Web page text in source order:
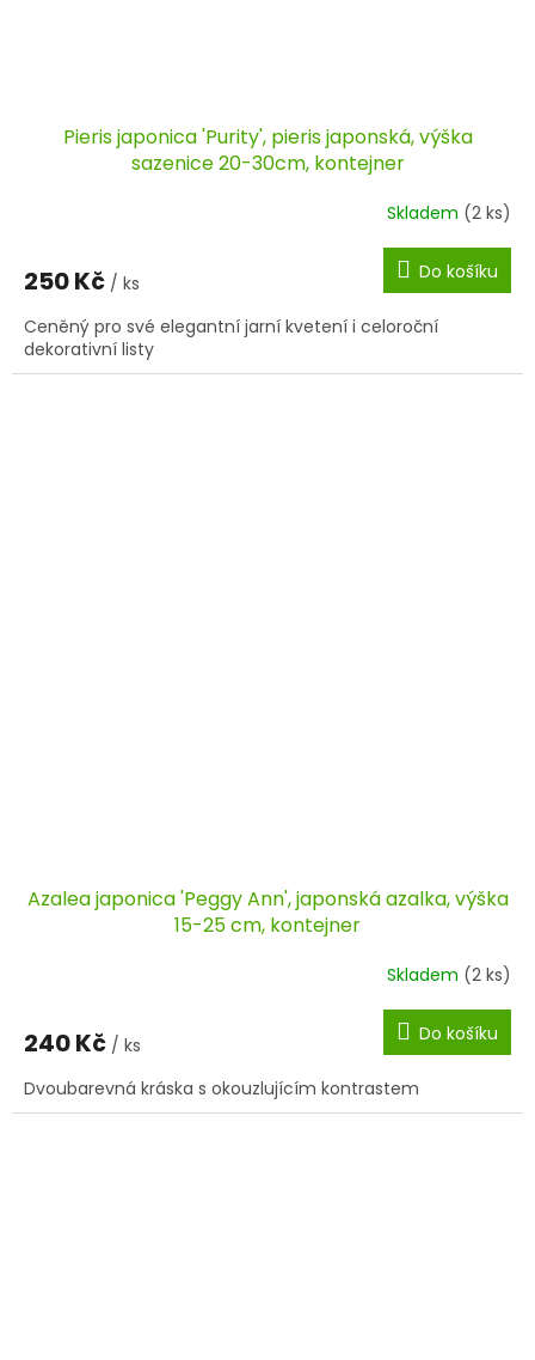
Pieris japonica 'Purity', pieris japonská, výška
sazenice 20-30cm, kontejner
Skladem (2 ks)
250 Kč / ks Do košíku
Ceněný pro své elegantní jarní kvetení i celoroční
dekorativní listy
Azalea japonica 'Peggy Ann', japonská azalka, výška
15-25 cm, kontejner
Skladem (2 ks)
240 Kč / ks Do košíku
Dvoubarevná kráska s okouzlujícím kontrastem